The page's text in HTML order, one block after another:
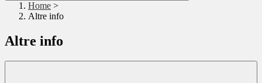
Home >
Altre info
Altre info